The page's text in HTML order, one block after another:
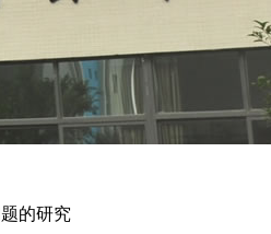
的研究